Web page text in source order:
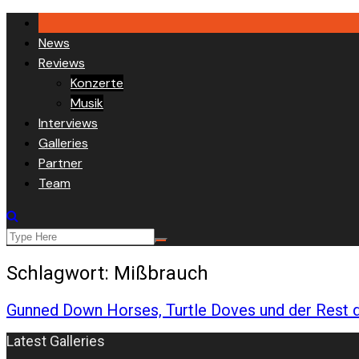
Skip
content
News
Reviews
Konzerte
Musik
Interviews
Galleries
Partner
Team
Schlagwort: Mißbrauch
Gunned Down Horses, Turtle Doves und der Rest
Latest Galleries